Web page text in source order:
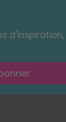
d'inspiration,